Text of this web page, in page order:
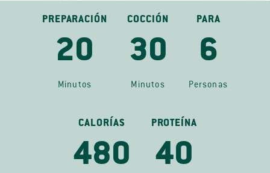
PREPARACIÓN
20
Minutos
COCCIÓN
30
Minutos
PARA
6
Personas
CALORÍAS
480
PROTEÍNA
40